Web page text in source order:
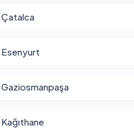
Çatalca
Esenyurt
Gaziosmanpaşa
Kağıthane